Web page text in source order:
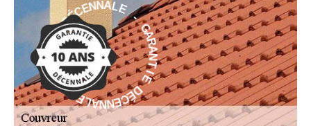
G
A
R
A
N
T
I
E
D
É
C
E
N
NALE - GAR
A
N
T
I
E
D
É
C
E
N
N
A
L
E
-